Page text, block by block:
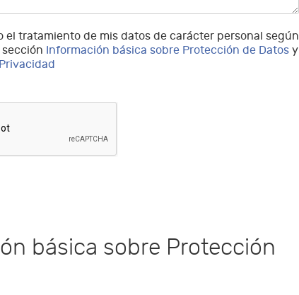
el tratamiento de mis datos de carácter personal según
Información básica sobre Protección de Datos y
básica sobre Protección